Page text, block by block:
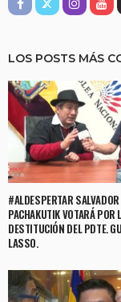
LOS POSTS MÁS
#ALDESPERTAR
PACHAKUTIK VOTARÁ POR
DESTITUCIÓN DEL PDTE.
LASSO.